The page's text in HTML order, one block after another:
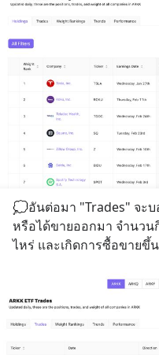
💭อันต่อมา "Trades" จะ
หรือได้ขายออกมา จำนว
ไหร่ และเกิดการซื้อขายขึ้